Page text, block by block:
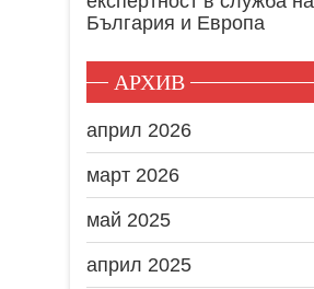
България и Европа
АРХИВ
април 2026
март 2026
май 2025
април 2025